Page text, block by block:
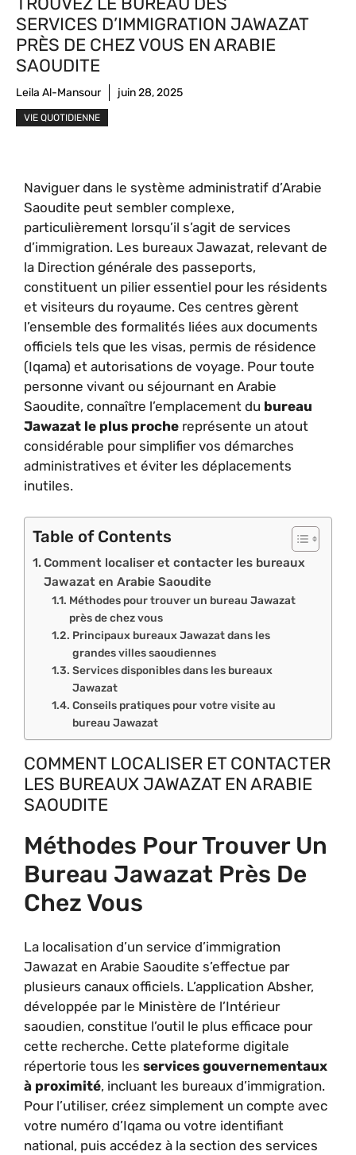
SERVICES D’IMMIGRATION JAWAZAT
PRÈS DE CHEZ VOUS EN ARABIE
SAOUDITE
Leila Al-Mansour juin 28, 2025
VIE QUOTIDIENNE
Naviguer dans le système administratif d’Arabie
Saoudite peut sembler complexe,
particulièrement lorsqu’il s’agit de services
d’immigration. Les bureaux Jawazat, relevant de
la Direction générale des passeports,
constituent un pilier essentiel pour les résidents
et visiteurs du royaume. Ces centres gèrent
l’ensemble des formalités liées aux documents
officiels tels que les visas, permis de résidence
(Iqama) et autorisations de voyage. Pour toute
personne vivant ou séjournant en Arabie
Saoudite, connaître l’emplacement du bureau
Jawazat le plus proche représente un atout
considérable pour simplifier vos démarches
administratives et éviter les déplacements
inutiles.
Table of Contents
Comment localiser et contacter les bureaux
Jawazat en Arabie Saoudite
Méthodes pour trouver un bureau Jawazat
près de chez vous
Principaux bureaux Jawazat dans les
grandes villes saoudiennes
Services disponibles dans les bureaux
Jawazat
Conseils pratiques pour votre visite au
bureau Jawazat
COMMENT LOCALISER ET CONTACTER
LES BUREAUX JAWAZAT EN ARABIE
SAOUDITE
Méthodes Pour Trouver Un
Bureau Jawazat Près De
Chez Vous
La localisation d’un service d’immigration
Jawazat en Arabie Saoudite s’effectue par
plusieurs canaux officiels. L’application Absher,
développée par le Ministère de l’Intérieur
saoudien, constitue l’outil le plus efficace pour
cette recherche. Cette plateforme digitale
répertorie tous les services gouvernementaux
à proximité, incluant les bureaux d’immigration.
Pour l’utiliser, créez simplement un compte avec
votre numéro d’Iqama ou votre identifiant
national, puis accédez à la section des services